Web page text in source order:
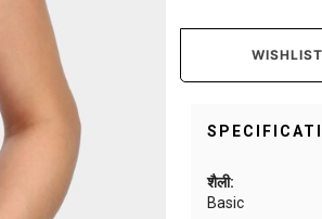
WISHLIST
शैली:
Basic